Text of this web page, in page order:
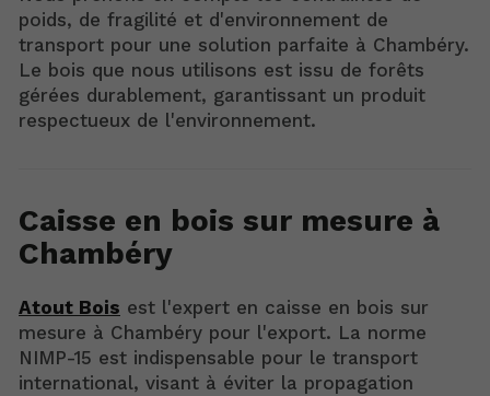
poids, de fragilité et d'environnement de
transport pour une solution parfaite à Chambéry.
Le bois que nous utilisons est issu de forêts
gérées durablement, garantissant un produit
respectueux de l'environnement.
Caisse en bois sur mesure à
Chambéry
Atout Bois est l'expert en caisse en bois sur
mesure à Chambéry pour l'export. La norme
NIMP-15 est indispensable pour le transport
international, visant à éviter la propagation